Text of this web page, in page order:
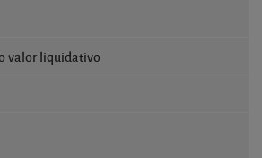
valor liquidativo